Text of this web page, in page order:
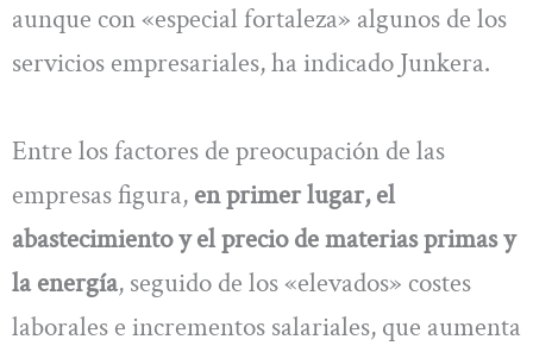
aunque con «especial fortaleza» algunos de los
servicios empresariales, ha indicado Junkera.
Entre los factores de preocupación de las
empresas figura, en primer lugar, el
abastecimiento y el precio de materias primas y
la energía, seguido de los «elevados» costes
laborales e incrementos salariales, que aumenta